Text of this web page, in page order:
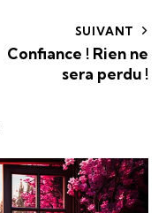
SUIVANT
Confiance ! Rien ne
sera perdu !